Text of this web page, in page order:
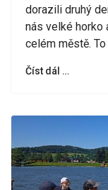
dorazili druhý
nás velké horko
celém městě.
Číst dál …